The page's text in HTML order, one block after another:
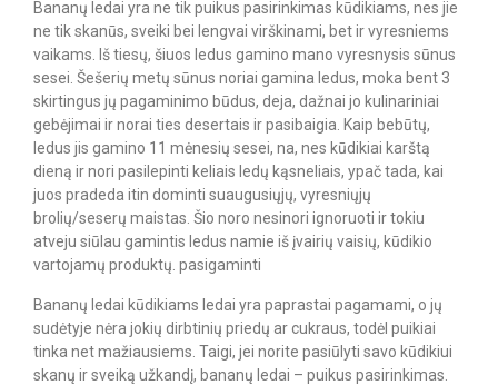
Bananų ledai yra ne tik puikus pasirinkimas kūdikiams, nes jie
ne tik skanūs, sveiki bei lengvai virškinami, bet ir vyresniems
vaikams. Iš tiesų, šiuos ledus gamino mano vyresnysis sūnus
sesei. Šešerių metų sūnus noriai gamina ledus, moka bent 3
skirtingus jų pagaminimo būdus, deja, dažnai jo kulinariniai
gebėjimai ir norai ties desertais ir pasibaigia. Kaip bebūtų,
ledus jis gamino 11 mėnesių sesei, na, nes kūdikiai karštą
dieną ir nori pasilepinti keliais ledų kąsneliais, ypač tada, kai
juos pradeda itin dominti suaugusiųjų, vyresniųjų
brolių/seserų maistas. Šio noro nesinori ignoruoti ir tokiu
atveju siūlau gamintis ledus namie iš įvairių vaisių, kūdikio
vartojamų produktų. pasigaminti
Bananų ledai kūdikiams ledai yra paprastai pagamami, o jų
sudėtyje nėra jokių dirbtinių priedų ar cukraus, todėl puikiai
tinka net mažiausiems. Taigi, jei norite pasiūlyti savo kūdikiui
skanų ir sveiką užkandį, bananų ledai – puikus pasirinkimas.